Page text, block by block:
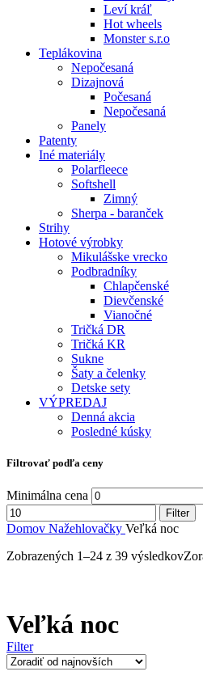
Leví kráľ
Hot wheels
Monster s.r.o
Teplákovina
Nepočesaná
Dizajnová
Počesaná
Nepočesaná
Panely
Patenty
Iné materiály
Polarfleece
Softshell
Zimný
Sherpa - baranček
Strihy
Hotové výrobky
Mikulášske vrecko
Podbradníky
Chlapčenské
Dievčenské
Vianočné
Tričká DR
Tričká KR
Sukne
Šaty a čelenky
Detske sety
VÝPREDAJ
Denná akcia
Posledné kúsky
Filtrovať podľa ceny
Minimálna cena
Filter
Domov Nažehlovačky Veľká noc
Zobrazených 1–24 z 39 výsledkov
Veľká noc
Filter